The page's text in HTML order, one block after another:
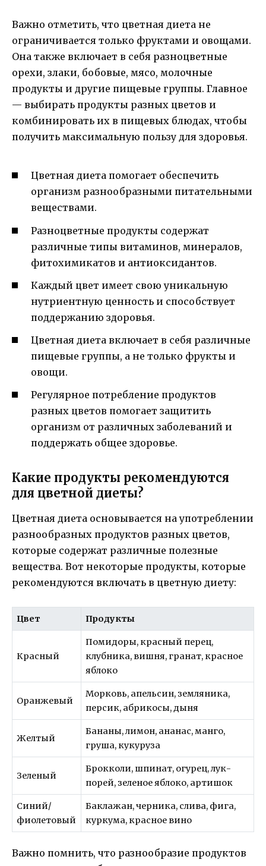
Важно отметить, что цветная диета не
ограничивается только фруктами и овощами.
Она также включает в себя разноцветные
орехи, злаки, бобовые, мясо, молочные
продукты и другие пищевые группы. Главное
— выбирать продукты разных цветов и
комбинировать их в пищевых блюдах, чтобы
получить максимальную пользу для здоровья.
Цветная диета помогает обеспечить
организм разнообразными питательными
веществами.
Разноцветные продукты содержат
различные типы витаминов, минералов,
фитохимикатов и антиоксидантов.
Каждый цвет имеет свою уникальную
нутриентную ценность и способствует
поддержанию здоровья.
Цветная диета включает в себя различные
пищевые группы, а не только фрукты и
овощи.
Регулярное потребление продуктов
разных цветов помогает защитить
организм от различных заболеваний и
поддержать общее здоровье.
Какие продукты рекомендуются
для цветной диеты?
Цветная диета основывается на употреблении
разнообразных продуктов разных цветов,
которые содержат различные полезные
вещества. Вот некоторые продукты, которые
рекомендуются включать в цветную диету:
Цвет Продукты
Красный
Помидоры, красный перец,
клубника, вишня, гранат, красное
яблоко
Оранжевый
Морковь, апельсин, земляника,
персик, абрикосы, дыня
Желтый
Бананы, лимон, ананас, манго,
груша, кукуруза
Зеленый
Брокколи, шпинат, огурец, лук-
порей, зеленое яблоко, артишок
Синий/
фиолетовый
Баклажан, черника, слива, фига,
куркума, красное вино
Важно помнить, что разнообразие продуктов